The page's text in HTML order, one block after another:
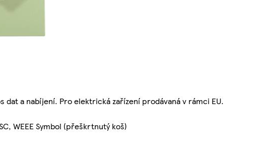
dat a nabíjení. Pro elektrická zařízení prodávaná v rámci EU.
WEEE Symbol (přeškrtnutý koš)